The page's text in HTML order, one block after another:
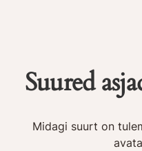
Suured
Midagi suurt on